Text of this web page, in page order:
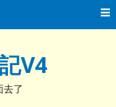
V4
去了